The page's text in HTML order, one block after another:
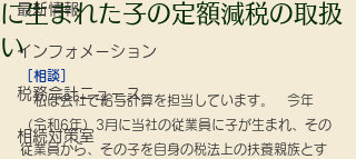
最新情報
インフォメーション
税務会計ニュース
相続対策室
に生まれた子の定額減税の取扱
い
［相談］
私は会社で給与計算を担当しています。　今年
（令和6年）3月に当社の従業員に子が生まれ、その
従業員から、その子を自身の税法上の扶養親族とす